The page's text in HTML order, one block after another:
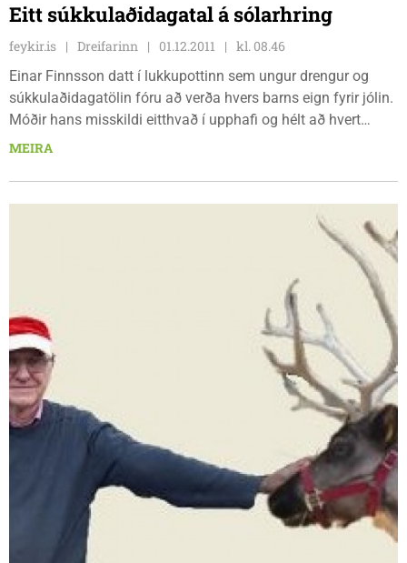
Eitt súkkulaðidagatal á sólarhring
feykir.is Dreifarinn 01.12.2011
kl. 08.46
Einar Finnsson datt í lukkupottinn sem ungur drengur og
súkkulaðidagatölin fóru að verða hvers barns eign fyrir jólin.
Móðir hans misskildi eitthvað í upphafi og hélt að hvert
dagatal – með 24 hólfum, ætti við hverja klukkustun...
MEIRA